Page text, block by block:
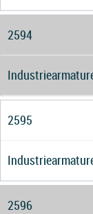
2594
2595
2596